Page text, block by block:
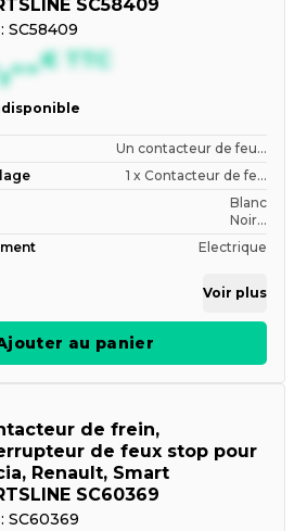
SC58409
SC58409
€ TTC
Un contacteur de feu...
1 x Contacteur de fe...
Blanc
Noir...
Electrique
Voir plus
au panier
de frein,
de feux stop pour
Renault, Smart
SC60369
SC60369